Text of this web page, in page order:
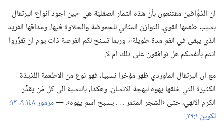
ان الذوَّاقين مقتنعون بأن هذه الثمار الصقليّة هي «بين اجود انواع البرتقال
بسبب طعمها القوي،‏ التوازن المثالي للحموضة والحلاوة فيها،‏ ومذاقها الفريد
الذي يبقى في الفم مدة طويلة».‏ وربما تسنح لكم الفرصة ذات يوم ان تقرِّروا
انتم بأنفسكم هل توافقون على ذلك ام لا.‏
مع ان البرتقال الماوردي ظهر مؤخرا نسبيا،‏ فهو نوع من الاطعمة اللذيذة
الكثيرة التي خلقها يهوه لبهجة الانسان.‏ وهكذا،‏ بالنسبة الى كل مَن يقدِّر
الكرم الالهي،‏ حتى ‹الشجر المثمر .‏ .‏ .‏ يسبح اسم يهوه›.‏ —‏مزمور ١٤٨:‏٩،‏
تكوين ١:‏٢٩
‏.‏